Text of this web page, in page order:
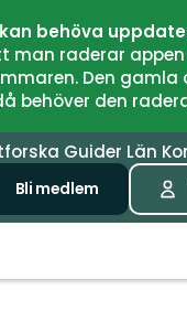
behöva
man raderar
Den
behöver den
Guider Län
Bli medlem